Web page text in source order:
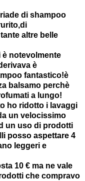
di shampoo
altre belle
è notevolmente
è
fantastico!è
balsamo perchè
a lungo!
ho ridotto i lavaggi
un velocissimo
un uso di prodotti
posso aspettare 4
leggeri e
10 € ma ne vale
che compravo